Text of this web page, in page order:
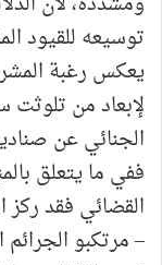
توسيعه للقيود
يعكس رغبة
لإبعاد من تلوثت
الجنائي عن
​ففي ما يتعلق
القضائي فقد
– مرتكبو